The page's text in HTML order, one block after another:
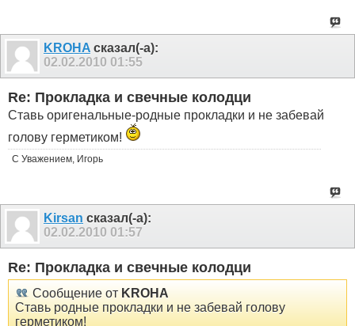
KROHA сказал(-а):
02.02.2010 01:55
Re: Прокладка и свечные колодци
Ставь оригенальные-родные прокладки и не забевай
голову герметиком!
С Уважением, Игорь
Kirsan сказал(-а):
02.02.2010 01:57
Re: Прокладка и свечные колодци
Сообщение от KROHA
Ставь родные прокладки и не забевай голову
герметиком!